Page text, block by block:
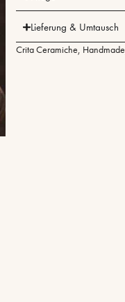
Lieferung & Umtausch
Crita Ceramiche, Handmade